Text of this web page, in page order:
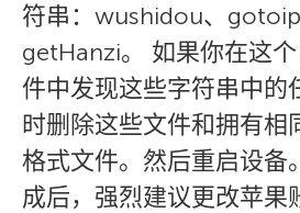
符串：wushidou、
getHanzi。 如果你在这
件中发现这些字符串中的
时删除这些文件和拥有相
格式文件。然后重启设备
成后，强烈建议更改苹果